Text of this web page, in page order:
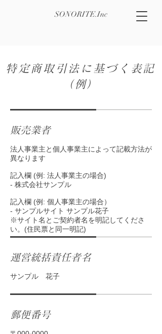
SONORITE.Inc
特定商取引法に基づく表記
（例）
販売業者
法人事業主と個人事業主によって記載方法が
異なります
記入欄 (例: 法人事業主の場合)
- 株式会社サンプル
記入欄 (例: 個人事業主の場合）
- サンプルサイト サンプル花子
※サイト名とご契約者名を明記してくださ
い。(住民票と同一明記)
運営統括責任者名
サンプル 花子
郵便番号